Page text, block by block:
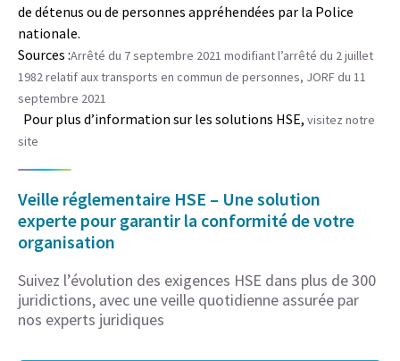
de détenus ou de personnes appréhendées par la Police
nationale.
Sources :Arrêté du 7 septembre 2021 modifiant l’arrêté du 2 juillet
1982 relatif aux transports en commun de personnes, JORF du 11
septembre 2021
Pour plus d’information sur les solutions HSE, visitez notre
site
Veille réglementaire HSE – Une solution
experte pour garantir la conformité de votre
organisation
Suivez l’évolution des exigences HSE dans plus de 300
juridictions, avec une veille quotidienne assurée par
nos experts juridiques